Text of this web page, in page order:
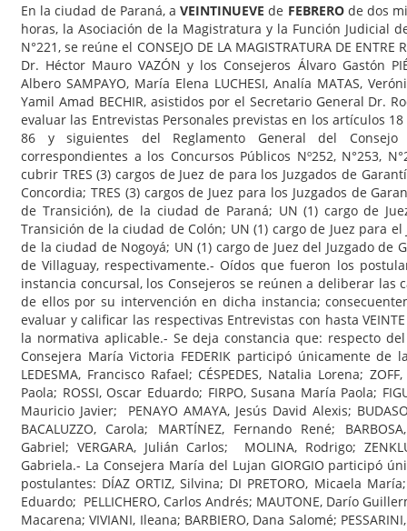
En la ciudad de Paraná, aVEINTINUEVEde FEBRERO de dos
horas, la Asociación de la Magistratura y la Función Judicial
N°221, se reúne el CONSEJO DE LA MAGISTRATURA DE
Dr. Héctor Mauro VAZÓN y los Consejeros Álvaro Gastón
Albero SAMPAYO, María Elena LUCHESI, Analía MATAS,
Yamil Amad BECHIR, asistidos por el Secretario General Dr.
evaluar las Entrevistas Personales previstas en los artículos
86 y siguientes del Reglamento General del Consejo
correspondientes a los Concursos Públicos Nº252, N°253,
cubrir TRES (3) cargos de Juez de para los Juzgados de
Concordia; TRES (3) cargos de Juez para los Juzgados de
de Transición), de la ciudad de Paraná; UN (1) cargo de
Transición de la ciudad de Colón; UN (1) cargo de Juez para
de la ciudad de Nogoyá; UN (1) cargo de Juez del Juzgado de
de Villaguay, respectivamente.- Oídos que fueron los
instancia concursal, los Consejeros se reúnen a deliberar las
de ellos por su intervención en dicha instancia;
evaluar y calificar las respectivas Entrevistas con hasta
la normativa aplicable.- Se deja constancia que: respecto
Consejera María Victoria FEDERIK participó únicamente de
LEDESMA, Francisco Rafael; CÉSPEDES, Natalia Lorena;
Paola; ROSSI, Oscar Eduardo; FIRPO, Susana María Paola;
Mauricio Javier; PENAYO AMAYA, Jesús David Alexis;
BACALUZZO, Carola; MARTÍNEZ, Fernando René;
Gabriel; VERGARA, Julián Carlos; MOLINA, Rodrigo;
Gabriela.- La Consejera María del Lujan GIORGIO participó
postulantes: DÍAZ ORTIZ, Silvina; DI PRETORO, Micaela
Eduardo; PELLICHERO, Carlos Andrés; MAUTONE, Darío
Macarena; VIVIANI, Ileana; BARBIERO, Dana Salomé;